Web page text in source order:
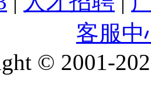
客服中
© 2001-